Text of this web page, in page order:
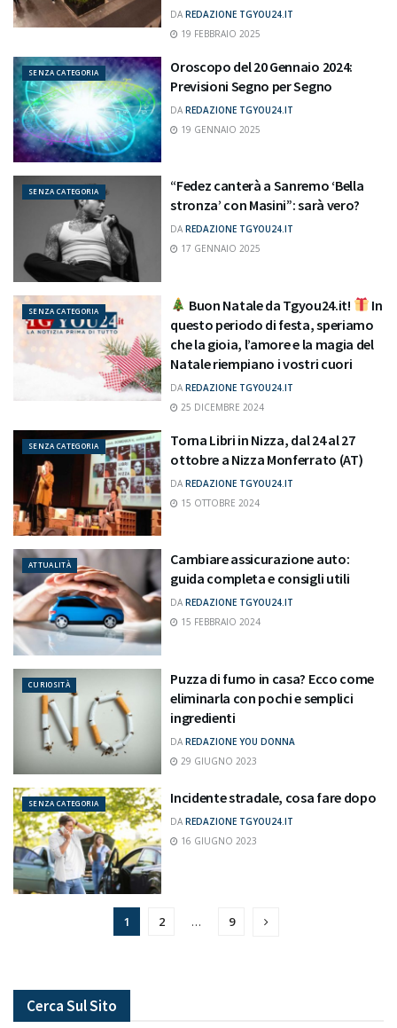
DA REDAZIONE TGYOU24.IT
19 FEBBRAIO 2025
SENZA CATEGORIA
Oroscopo del 20 Gennaio 2024:
Previsioni Segno per Segno
DA REDAZIONE TGYOU24.IT
19 GENNAIO 2025
SENZA CATEGORIA
“Fedez canterà a Sanremo ‘Bella
stronza’ con Masini”: sarà vero?
DA REDAZIONE TGYOU24.IT
17 GENNAIO 2025
SENZA CATEGORIA Buon Natale da Tgyou24.it!
In
questo periodo di festa, speriamo
che la gioia, l’amore e la magia del
Natale riempiano i vostri cuori
DA REDAZIONE TGYOU24.IT
25 DICEMBRE 2024
SENZA CATEGORIA
Torna Libri in Nizza, dal 24 al 27
ottobre a Nizza Monferrato (AT)
DA REDAZIONE TGYOU24.IT
15 OTTOBRE 2024
ATTUALITÀ
Cambiare assicurazione auto:
guida completa e consigli utili
DA REDAZIONE TGYOU24.IT
15 FEBBRAIO 2024
CURIOSITÀ
Puzza di fumo in casa? Ecco come
eliminarla con pochi e semplici
ingredienti
DA REDAZIONE YOU DONNA
29 GIUGNO 2023
SENZA CATEGORIA Incidente stradale, cosa fare dopo
DA REDAZIONE TGYOU24.IT
16 GIUGNO 2023
1 2 … 9
Cerca Sul Sito